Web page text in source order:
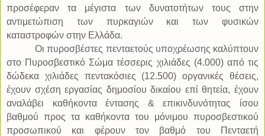
προσέφεραν τα μέγιστα των δυνατοτήτων τους στην
αντιμετώπιση των πυρκαγιών και των φυσικών
καταστροφών στην Ελλάδα.
Οιπυροσβέστες πενταετούς υποχρέωσης καλύπτουν
στο Πυροσβεστικό Σώμα τέσσερις χιλιάδες (4.000) από τις
δώδεκα χιλιάδες πεντακόσιες (12.500) οργανικές θέσεις,
έχουν σχέση εργασίας δημοσίου δικαίου επί θητεία, έχουν
αναλάβει καθήκοντα έντασης & επικινδυνότητας ίσου
βαθμού προς τα καθήκοντα του μόνιμου πυροσβεστικού
προσωπικού και φέρουν τον βαθμό του Πενταετή